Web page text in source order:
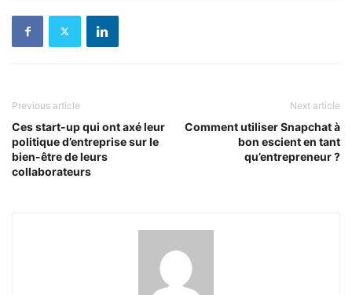
Previous article
Ces start-up qui ont axé leur
politique d’entreprise sur le
bien-être de leurs
collaborateurs
Next article
Comment utiliser Snapchat à
bon escient en tant
qu’entrepreneur ?